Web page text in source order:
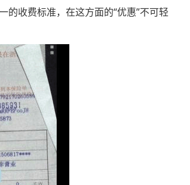
收费标准，在这方面的“优惠”不可轻